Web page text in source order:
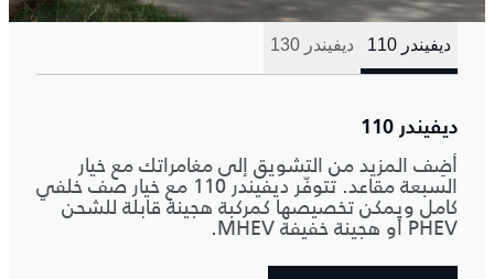
ديفيندر 110 ديفيندر 130
ديفيندر 110
أضِف المزيد من التشويق إلى مغامراتك مع خيار
السبعة مقاعد. تتوفّر ديفيندر 110 مع خيار صف خلفي
كامل ويمكن تخصيصها كمركبة هجينة قابلة للشحن
PHEV أو هجينة خفيفة MHEV.